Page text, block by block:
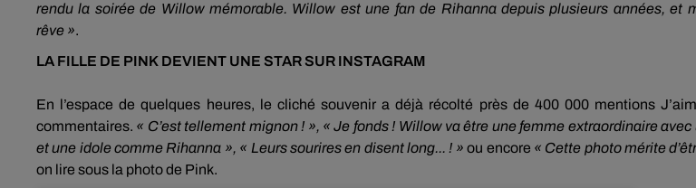
rendu la soirée de Willow mémorable. Willow est une fan de Rihanna depuis plusieurs années, et
rêve ».
LA FILLE DE PINK DEVIENT UNE STAR SUR INSTAGRAM
En l’espace de quelques heures, le cliché souvenir a déjà récolté près de 400 000 mentions J
commentaires. « C’est tellement mignon ! », « Je fonds ! Willowva être une femme extraordinaire
et une idole comme Rihanna », « Leurs sourires en disent long... ! » ou encore « Cette photo mérite
on lire sous la photo de Pink.